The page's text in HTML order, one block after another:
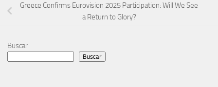
Greece Confirms Eurovision 2025 Participation: Will We See
a Return to Glory?
Buscar
Buscar